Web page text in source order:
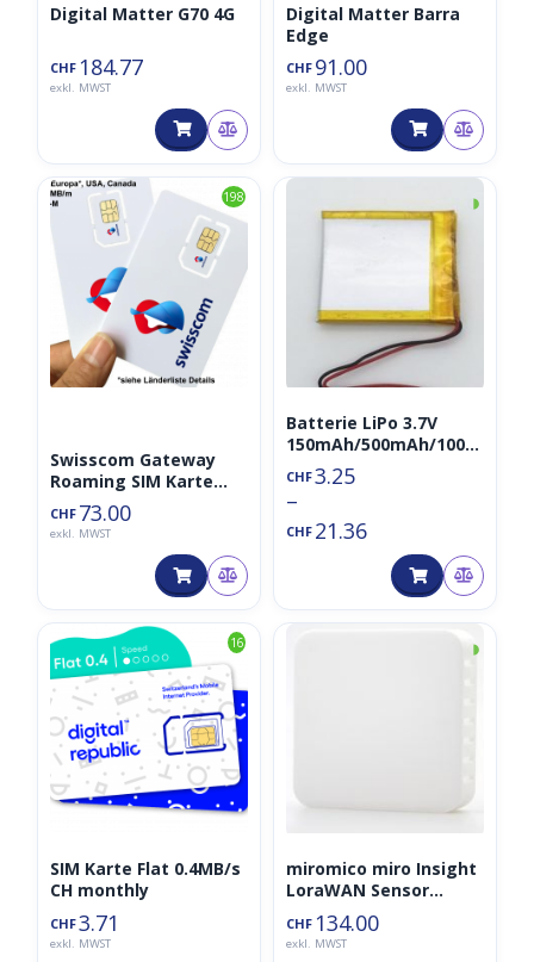
Digital Matter G70 4G
CHF 184.77
exkl. MWST
Digital Matter Barra
Edge
CHF 91.00
exkl. MWST
198
Swisscom Gateway
Roaming SIM Karte
CH+EU+USA+Ca
500MB/m für ein Jahr
CHF 73.00
exkl. MWST
◑
Batterie LiPo 3.7V
150mAh/500mAh/1000
mAh/2000mAh/4000mA
h/8000mAh
CHF3.25
–
CHF 21.36
16
SIM Karte Flat 0.4MB/s
CH monthly
CHF3.71
exkl. MWST
◑
miromico miro Insight
LoraWAN Sensor
(+CO2)
CHF 134.00
exkl. MWST